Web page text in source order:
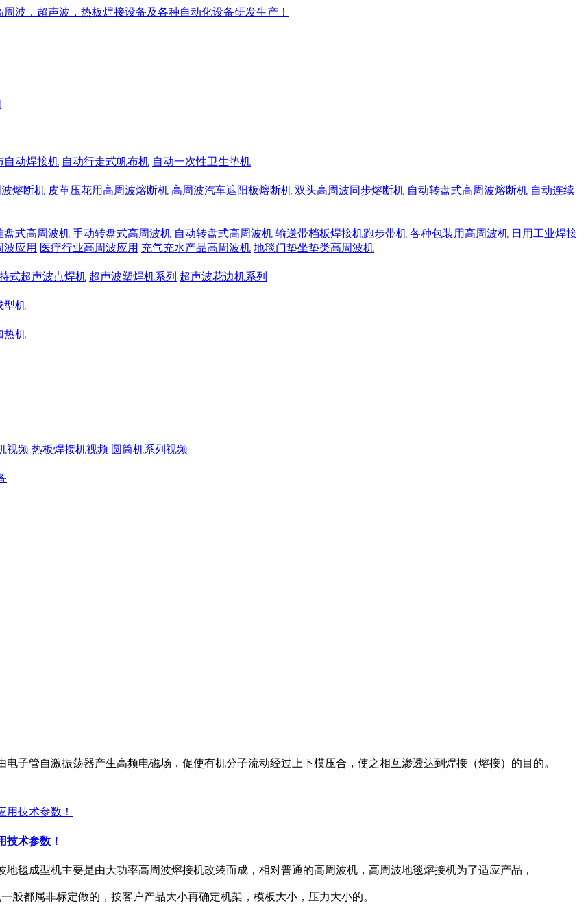
自动焊接机 自动行走式帆布机 自动一次性卫生垫机
熔断机 皮革压花用高周波熔断机 高周波汽车遮阳板熔断机 双头高周波同步熔断机 自动转盘式高周波熔断机 自动连续
盘式高周波机 手动转盘式高周波机 自动转盘式高周波机 输送带档板焊接机跑步带机 各种包装用高周波机 日用工业焊接
波应用 医疗行业高周波应用 充气充水产品高周波机 地毯门垫坐垫类高周波机
式超声波点焊机 超声波塑焊机系列 超声波花边机系列
型机
热机
视频 热板焊接机视频 圆筒机系列视频
子管自激振荡器产生高频电磁场，促使有机分子流动经过上下模压合，使之相互渗透达到焊接（熔接）的目的。
技术参数！
毯成型机主要是由大功率高周波熔接机改装而成，相对普通的高周波机，高周波地毯熔接机为了适应产品，
般都属非标定做的，按客户产品大小再确定机架，模板大小，压力大小的。